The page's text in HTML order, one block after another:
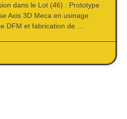
dans le Lot (46) : Prototype
Axis 3D Meca en usinage
DFM et fabrication de …